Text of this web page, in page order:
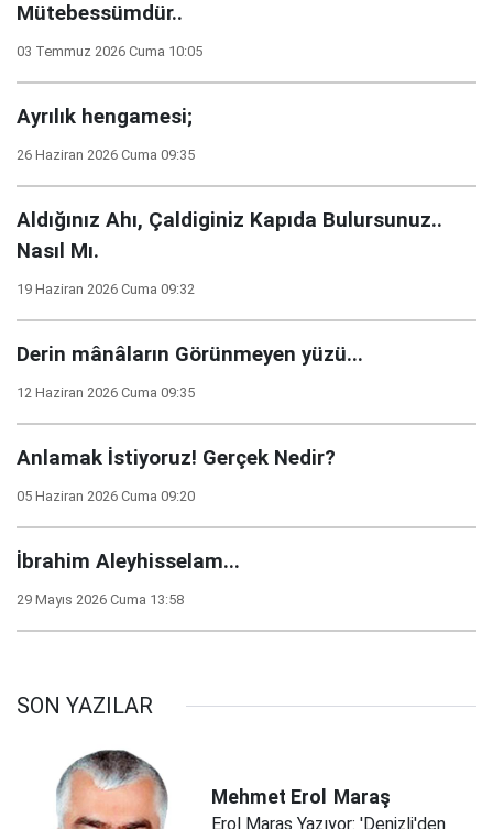
Mütebessümdür..
03 Temmuz 2026 Cuma 10:05
Ayrılık hengamesi;
26 Haziran 2026 Cuma 09:35
Aldığınız Ahı, Çaldiginiz Kapıda Bulursunuz..
Nasıl Mı.
19 Haziran 2026 Cuma 09:32
Derin mânâların Görünmeyen yüzü...
12 Haziran 2026 Cuma 09:35
Anlamak İstiyoruz! Gerçek Nedir?
05 Haziran 2026 Cuma 09:20
İbrahim Aleyhisselam...
29 Mayıs 2026 Cuma 13:58
SON YAZILAR
Mehmet Erol Maraş
Erol Maraş Yazıyor: 'Denizli'den